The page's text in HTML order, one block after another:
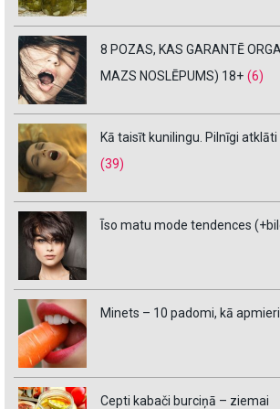
8 POZAS, KAS GARANTĒ
MAZS NOSLĒPUMS) 18+ (6)
Kā taisīt kunilingu. Pilnīgi
(39)
Īso matu mode tendences
Minets – 10 padomi, kā
Cepti kabači burciņā – ziemai